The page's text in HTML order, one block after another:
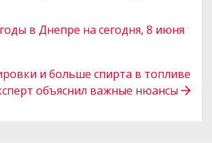
в Днепре на сегодня, 8 июня
и больше спирта в топливе
объяснил важные нюансы